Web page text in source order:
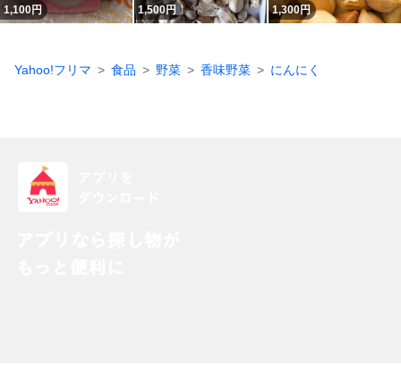
1,100円 1,500円 1,300円
Yahoo!フリマ 食品 野菜 香味野菜 にんにく